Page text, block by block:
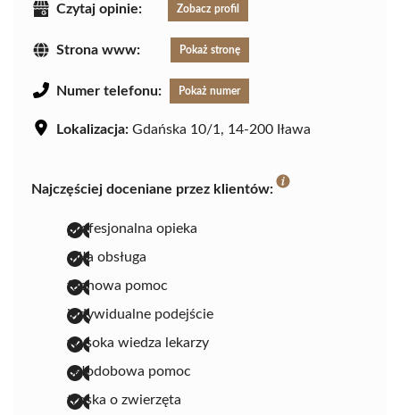
Czytaj opinie: Zobacz profil
Strona www: Pokaż stronę
Numer telefonu: Pokaż numer
Lokalizacja: Gdańska 10/1, 14-200 Iława
Najczęściej doceniane przez klientów:
profesjonalna opieka
miła obsługa
fachowa pomoc
indywidualne podejście
wysoka wiedza lekarzy
całodobowa pomoc
troska o zwierzęta